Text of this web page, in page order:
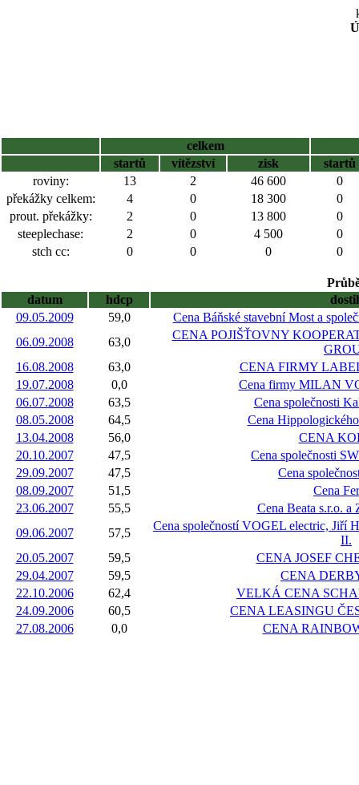
celkem
startů
vítězství zisk
startů
roviny:
13 2 46 600
0
překážky celkem:
4 0 18 300
0
prout. překážky:
2 0 13 800
0
steeplechase:
2 0 4 500
0
stch cc:
0 0 0 0
datum
hdcp
09.05.2009
59,0
Cena Báňské stavební Most a
06.09.2008
63,0
CENA POJIŠŤOVNY
16.08.2008
63,0
CENA FIRMY
19.07.2008
0,0
Cena firmy MILAN
06.07.2008
63,5
Cena společnosti
08.05.2008
64,5
Cena
13.04.2008
56,0
CENA
20.10.2007
47,5
Cena společnosti
29.09.2007
47,5
Cena
08.09.2007
51,5
Cena
23.06.2007
55,5
Cena Beata s.r.o. a
09.06.2007
57,5
Cena společností VOGEL electric, Jiří
II.
20.05.2007
59,5
CENA JOSEF
29.04.2007
59,5
CENA
22.10.2006
62,4
VELKÁ CENA
24.09.2006
60,5
CENA LEASINGU
27.08.2006
0,0 CENA